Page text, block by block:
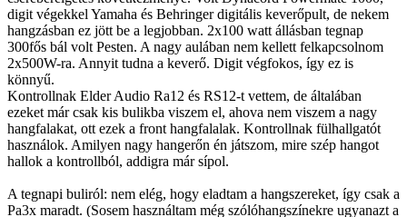
digit végekkel Yamaha és Behringer digitális keverőpult, de nekem
hangzásban ez jött be a legjobban. 2x100 watt állásban tegnap
300fős bál volt Pesten. A nagy aulában nem kellett felkapcsolnom
2x500W-ra. Annyit tudna a keverő. Digit végfokos, így ez is
könnyű.
Kontrollnak Elder Audio Ra12 és RS12-t vettem, de általában
ezeket már csak kis bulikba viszem el, ahova nem viszem a nagy
hangfalakat, ott ezek a front hangfalalak. Kontrollnak fülhallgatót
használok. Amilyen nagy hangerőn én játszom, mire szép hangot
hallok a kontrollból, addigra már sípol.
A tegnapi buliról: nem elég, hogy eladtam a hangszereket, így csak a
Pa3x maradt. (Sosem használtam még szólóhangszínekre ugyanazt a